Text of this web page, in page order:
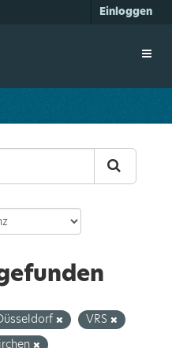
Einloggen
VRS